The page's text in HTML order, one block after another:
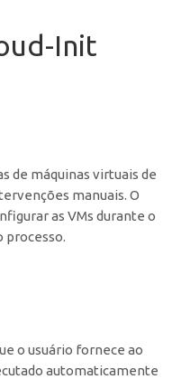
Init
de máquinas virtuais de
manuais. O
as VMs durante o
processo.
o usuário fornece ao
automaticamente